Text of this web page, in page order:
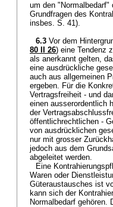
um den
Grundfragen des
insbes. S. 41).
6.3 Vor dem
80 II 26) eine Tendenz
als anerkannt gelten,
eine ausdrückliche
auch aus allgemeinen
ergeben. Für die
Vertragsfreiheit - und
einen ausserordentlich
der
öffentlichrechtlichen -
von ausdrücklichen
nur mit grosser
jedoch aus dem
abgeleitet werden.
Eine
Waren oder
Güteraustausches ist
kann sich der
Normalbedarf gehören.